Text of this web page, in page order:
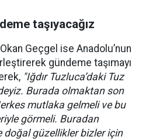
taşıyacağız
Geçgel ise Anadolu’nun
gündeme taşımayı
"Iğdır Tuzluca’daki Tuz
Burada olmaktan son
mutlaka gelmeli ve bu
görmeli. Buradan
doğal güzellikler bizler için